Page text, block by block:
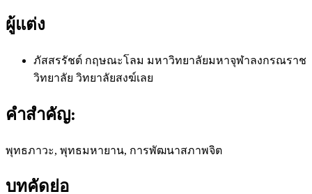
ผู้แต่ง
ภัสสรรัชต์ กฤษณะโลม มหาวิทยาลัยมหาจุฬาลงกรณราช
วิทยาลัย วิทยาลัยสงฆ์เลย
คำสำคัญ:
พุทธภาวะ, พุทธมหายาน, การพัฒนาสภาพจิต
บทคัดย่อ